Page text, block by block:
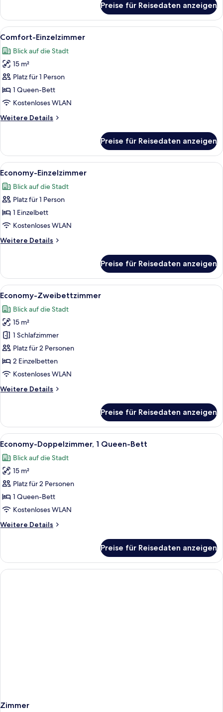
Doppelzimmer,
1 King-
Bett
Preise für Reisedaten anzeigen
Alle
Fotos
für
Comfort-
Einzelzimmer
anzeigen
Ein Hotelzimmer mit einem Bett,
15
Comfort-Einzelzimmer
Blick auf die Stadt
15 m²
Platz für 1 Person
1 Queen-Bett
Kostenloses WLAN
Weitere Details
Weitere
Einzelzimmer
Preise für Reisedaten anzeigen
Alle
Fotos
für
Economy-
Einzelzimmer
anzeigen
Ein Hotelzimmer mit Bett,
13
Economy-Einzelzimmer
Blick auf die Stadt
Platz für 1 Person
1 Einzelbett
Kostenloses WLAN
Weitere Details
Weitere
Einzelzimmer
Preise für Reisedaten anzeigen
Alle
Fotos
für
Economy-
Zweibettzimmer
anzeigen
Ein Hotelzimmer mit zwei Betten,
16
Economy-Zweibettzimmer
Blick auf die Stadt
15 m²
1 Schlafzimmer
Platz für 2 Personen
2 Einzelbetten
Kostenloses WLAN
Weitere Details
Weitere
Zweibettzimmer
Preise für Reisedaten anzeigen
Alle
Fotos
für
Economy-
Doppelzimmer,
1
Queen-
anzeigen
Ein Hotelzimmer mit einem Bett,
15
Economy-Doppelzimmer, 1 Queen-Bett
Blick auf die Stadt
15 m²
Platz für 2 Personen
1 Queen-Bett
Kostenloses WLAN
Weitere Details
Weitere
Doppelzimmer,
Queen-
Preise für Reisedaten anzeigen
Zimmer